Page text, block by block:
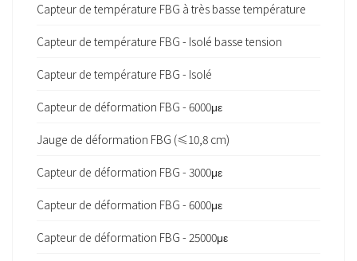
Capteur de température FBG à très basse température
Capteur de température FBG - Isolé basse tension
Capteur de température FBG - Isolé
Capteur de déformation FBG - 6000με
Jauge de déformation FBG (≤10,8 cm)
Capteur de déformation FBG - 3000με
Capteur de déformation FBG - 6000με
Capteur de déformation FBG - 25000με